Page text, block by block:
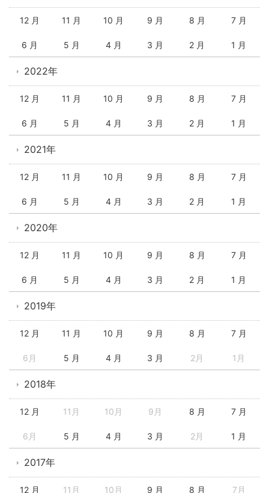
12 月 11 月 10 月 9 月 8 月 7 月
6 月 5 月 4 月 3 月 2 月 1 月
2022年
12 月 11 月 10 月 9 月 8 月 7 月
6 月 5 月 4 月 3 月 2 月 1 月
2021年
12 月 11 月 10 月 9 月 8 月 7 月
6 月 5 月 4 月 3 月 2 月 1 月
2020年
12 月 11 月 10 月 9 月 8 月 7 月
6 月 5 月 4 月 3 月 2 月 1 月
2019年
12 月 11 月 10 月 9 月 8 月 7 月
6月 5 月 4 月 3 月 2月 1月
2018年
12 月 11月 10月 9月 8 月 7 月
6月 5 月 4 月 3 月 2月 1 月
2017年
12 月 11月 10月 9 月 8 月 7月